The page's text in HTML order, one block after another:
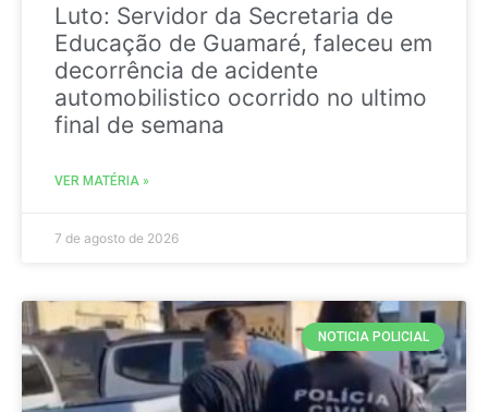
Luto: Servidor da Secretaria de
Educação de Guamaré, faleceu em
decorrência de acidente
automobilistico ocorrido no ultimo
final de semana
VER MATÉRIA »
7 de agosto de 2026
NOTICIA POLICIAL